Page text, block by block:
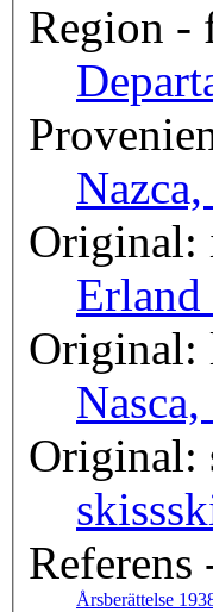
Region -
Original:
Original:
Nasca,
Original:
skiss
Referens
Årsberättelse